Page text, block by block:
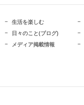
生活を楽しむ
日々のこと(ブログ)
メディア掲載情報